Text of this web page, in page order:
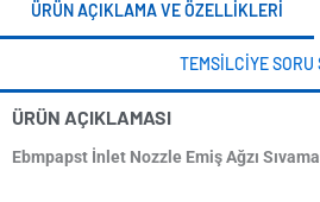
ÜRÜN AÇIKLAMA VE ÖZELLIKLERI
TEMSILCIYE SORU
ÜRÜN AÇIKLAMASI
Ebmpapst İnlet Nozzle Emiş Ağzı